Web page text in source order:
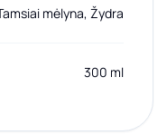
mėlyna, Žydra
300 ml